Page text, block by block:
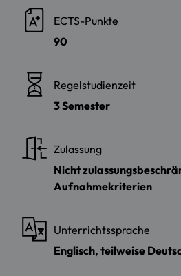
ECTS-Punkte
90
Regelstudienzeit
3 Semester
Zulassung
Nicht
Aufnahmekriterien
Unterrichtssprache
Englisch, teilweise